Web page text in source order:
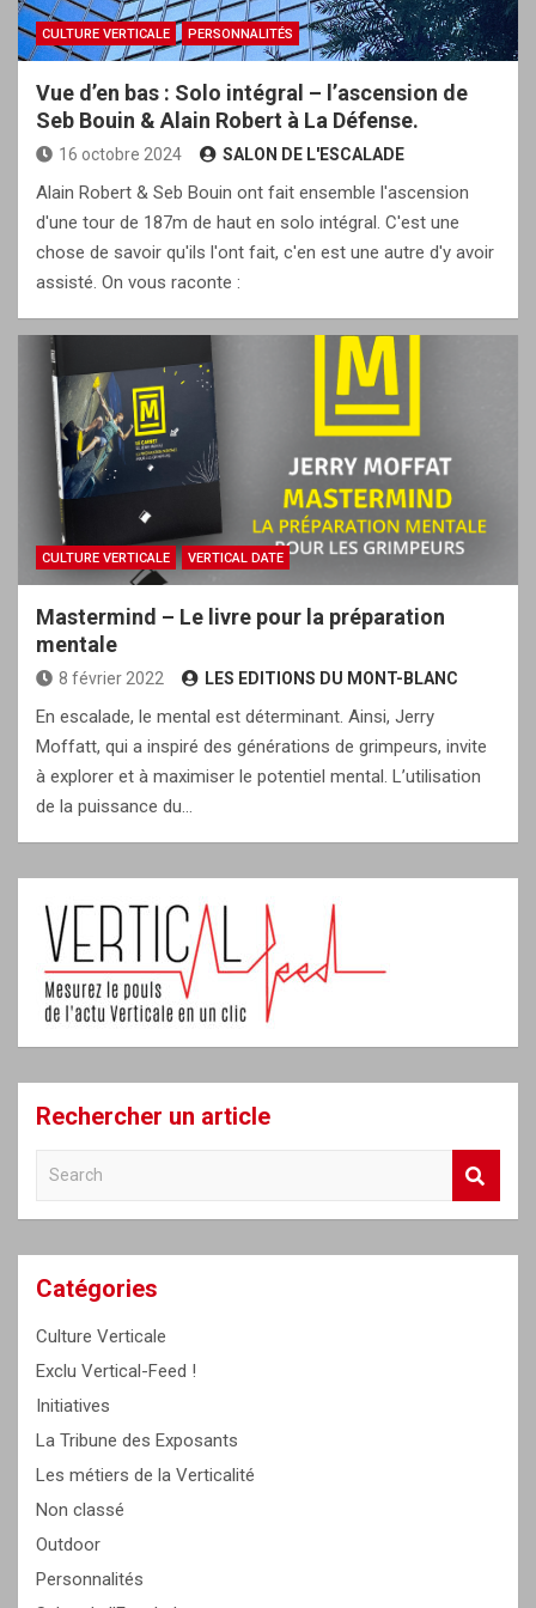
CULTURE VERTICALE PERSONNALITÉS
Vue d’en bas : Solo intégral – l’ascension de
Seb Bouin & Alain Robert à La Défense.
16 octobre 2024 SALON DE L'ESCALADE
Alain Robert & Seb Bouin ont fait ensemble l'ascension
d'une tour de 187m de haut en solo intégral. C'est une
chose de savoir qu'ils l'ont fait, c'en est une autre d'y avoir
assisté. On vous raconte :
CULTURE VERTICALE VERTICAL DATE
Mastermind – Le livre pour la préparation
mentale
8 février 2022 LES EDITIONS DU MONT-BLANC
En escalade, le mental est déterminant. Ainsi, Jerry
Moffatt, qui a inspiré des générations de grimpeurs, invite
à explorer et à maximiser le potentiel mental. L’utilisation
de la puissance du…
Rechercher un article
a
r
c
Catégories
Culture Verticale
Exclu Vertical-Feed !
Initiatives
La Tribune des Exposants
Les métiers de la Verticalité
Non classé
Outdoor
Personnalités